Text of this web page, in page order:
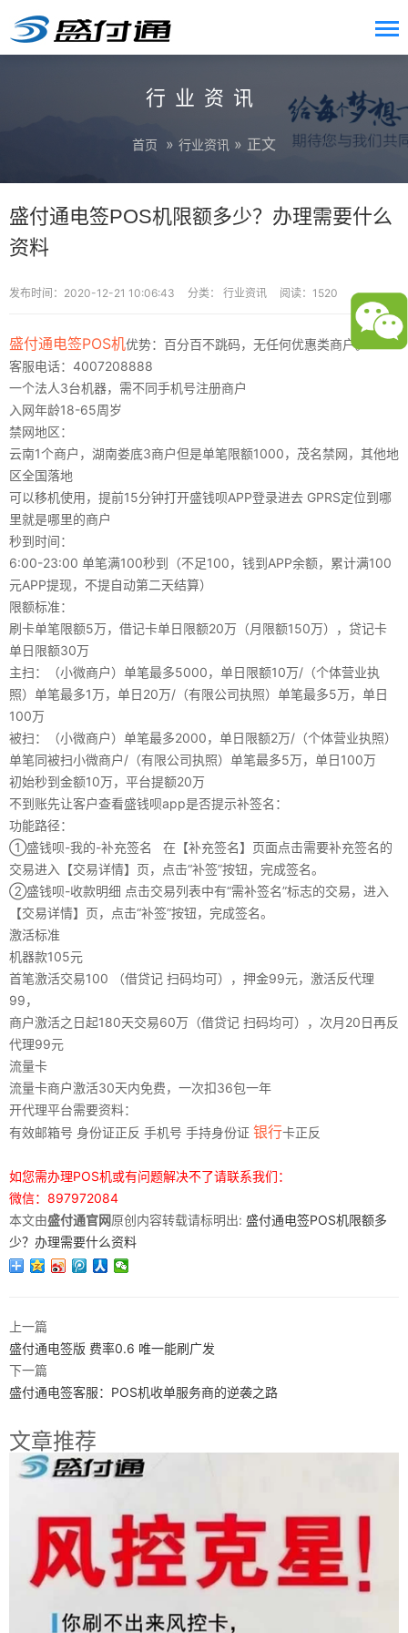
行业资讯
首页 » 行业资讯 » 正文
盛付通电签POS机限额多少？办理需要什么
资料
发布时间：2020-12-21 10:06:43 分类： 行业资讯 阅读：1520
盛付通电签POS机优势：百分百不跳码，无任何优惠类商户。
客服电话：4007208888
一个法人3台机器，需不同手机号注册商户
入网年龄18-65周岁
禁网地区：
云南1个商户，湖南娄底3商户但是单笔限额1000，茂名禁网，其他地
区全国落地
可以移机使用，提前15分钟打开盛钱呗APP登录进去 GPRS定位到哪
里就是哪里的商户
秒到时间：
6:00-23:00 单笔满100秒到（不足100，钱到APP余额，累计满100
元APP提现，不提自动第二天结算）
限额标准：
刷卡单笔限额5万，借记卡单日限额20万（月限额150万），贷记卡
单日限额30万
主扫：（小微商户）单笔最多5000，单日限额10万/（个体营业执
照）单笔最多1万，单日20万/（有限公司执照）单笔最多5万，单日
100万
被扫：（小微商户）单笔最多2000，单日限额2万/（个体营业执照）
单笔同被扫小微商户/（有限公司执照）单笔最多5万，单日100万
初始秒到金额10万，平台提额20万
不到账先让客户查看盛钱呗app是否提示补签名：
功能路径：
①盛钱呗-我的-补充签名 在【补充签名】页面点击需要补充签名的
交易进入【交易详情】页，点击“补签”按钮，完成签名。
②盛钱呗-收款明细 点击交易列表中有“需补签名”标志的交易，进入
【交易详情】页，点击“补签”按钮，完成签名。
激活标准
机器款105元
首笔激活交易100 （借贷记 扫码均可），押金99元，激活反代理
99，
商户激活之日起180天交易60万（借贷记 扫码均可），次月20日再反
代理99元
流量卡
流量卡商户激活30天内免费，一次扣36包一年
开代理平台需要资料：
有效邮箱号 身份证正反 手机号 手持身份证 银行卡正反
如您需办理POS机或有问题解决不了请联系我们：
微信：897972084
本文由盛付通官网原创内容转载请标明出: 盛付通电签POS机限额多
少？办理需要什么资料
上一篇
盛付通电签版 费率0.6 唯一能刷广发
下一篇
盛付通电签客服：POS机收单服务商的逆袭之路
文章推荐